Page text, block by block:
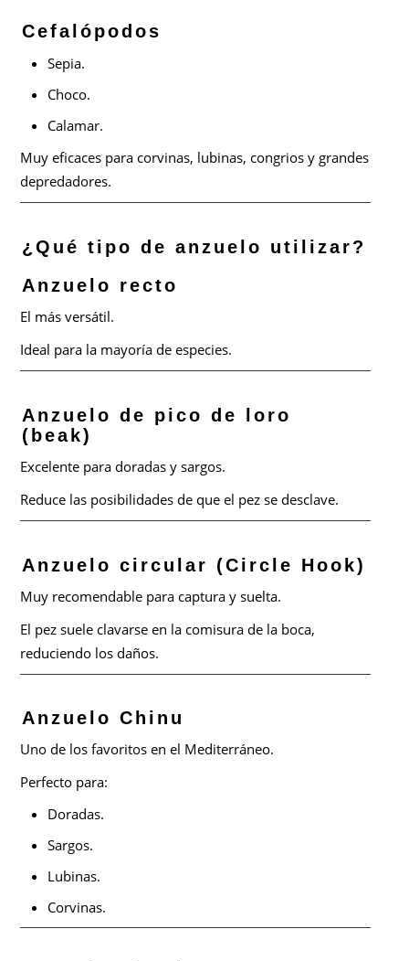
Cefalópodos
Sepia.
Choco.
Calamar.
Muy eficaces para corvinas, lubinas, congrios y grandes
depredadores.
¿Qué tipo de anzuelo utilizar?
Anzuelo recto
El más versátil.
Ideal para la mayoría de especies.
Anzuelo de pico de loro
(beak)
Excelente para doradas y sargos.
Reduce las posibilidades de que el pez se desclave.
Anzuelo circular (Circle Hook)
Muy recomendable para captura y suelta.
El pez suele clavarse en la comisura de la boca,
reduciendo los daños.
Anzuelo Chinu
Uno de los favoritos en el Mediterráneo.
Perfecto para:
Doradas.
Sargos.
Lubinas.
Corvinas.